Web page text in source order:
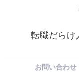
転職だらけ
お問い合わせ